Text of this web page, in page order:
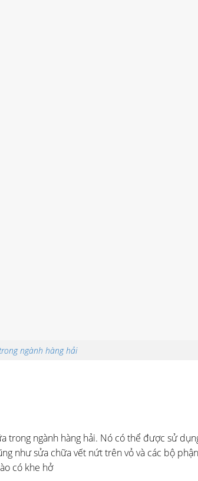
ngành hàng hải
trong ngành hàng hải. Nó có thể được sử
như sửa chữa vết nứt trên vỏ và các bộ
có khe hở